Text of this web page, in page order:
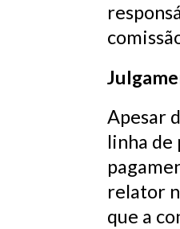
Apesar
linha de
relator
que a